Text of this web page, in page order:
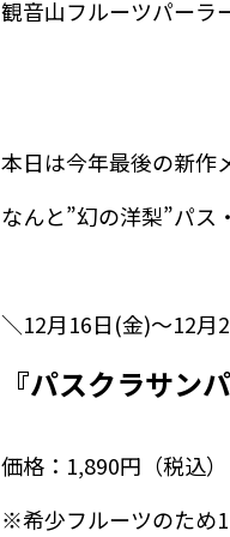
観音山フルーツパーラ
本日は今年最後の新作
なんと”幻の洋梨”パス
＼12月16日(金)～12月
『パスクラサン
価格：1,890円（税込）
※希少フルーツのため1